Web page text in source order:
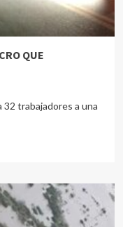
QUE
trabajadores a una